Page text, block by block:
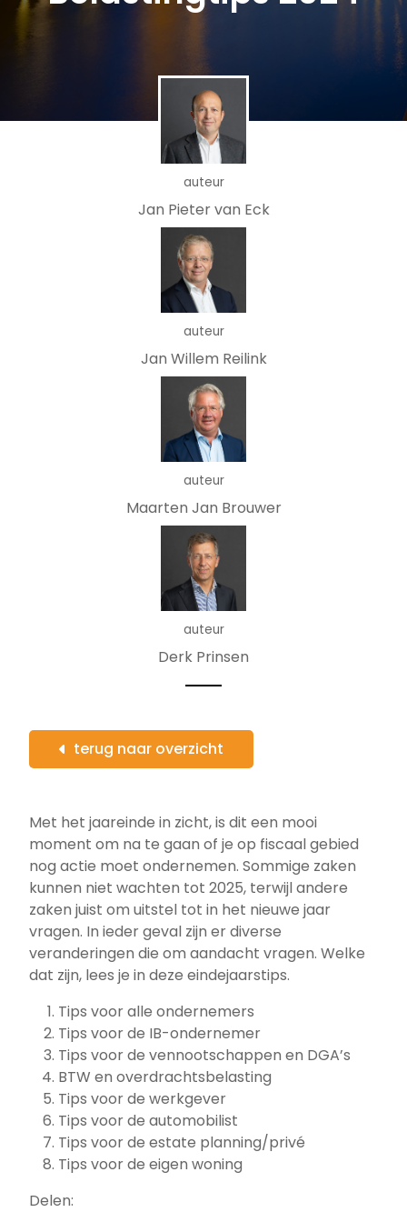
auteur
Jan Pieter van Eck
auteur
Jan Willem Reilink
auteur
Maarten Jan Brouwer
auteur
Derk Prinsen
terug naar overzicht
Met het jaareinde in zicht, is dit een mooi
moment om na te gaan of je op fiscaal gebied
nog actie moet ondernemen. Sommige zaken
kunnen niet wachten tot 2025, terwijl andere
zaken juist om uitstel tot in het nieuwe jaar
vragen. In ieder geval zijn er diverse
veranderingen die om aandacht vragen. Welke
dat zijn, lees je in deze eindejaarstips.
Tips voor alle ondernemers
Tips voor de IB-ondernemer
Tips voor de vennootschappen en DGA’s
BTW en overdrachtsbelasting
Tips voor de werkgever
Tips voor de automobilist
Tips voor de estate planning/privé
Tips voor de eigen woning
Delen: